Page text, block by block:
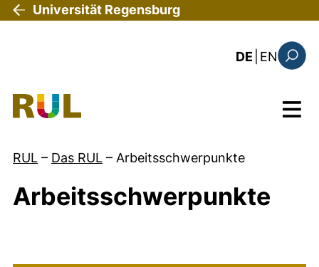
Direkt zum Inhalt
Universität Regensburg
DE EN: the
Menü
RUL – Das RUL – Arbeitsschwerpunkte
Arbeitsschwerpunkte